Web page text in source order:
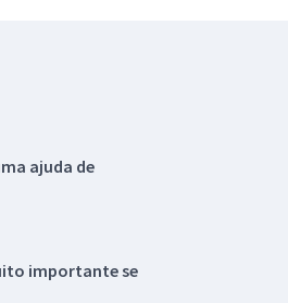
ajuda de
importante se